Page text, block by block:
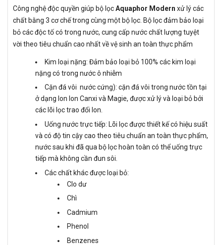
Công nghệ độc quyền giúp bộ lọcAquaphor Modern xử lý các
chất bằng 3 cơ chế trong cùng một bộ lọc. Bộ lọc đảm bảo loại
bỏ các độc tố có trong nước, cung cấp nước chất lượng tuyệt
vời theo tiêu chuẩn cao nhất về vệ sinh an toàn thực phẩm
Kim loại nặng: Đảm bảo loại bỏ 100% các kim loại
nặng có trong nước ô nhiễm
Cặn đá vôi nước cứng): cặn đá vôi trong nước tồn tại
ở dạng lon Ion Canxi và Magie, được xử lý và loại bỏ bởi
các lõi lọc trao đổi lon.
Uống nước trực tiếp: Lõi lọc được thiết kế có hiệu suất
và có độ tin cậy cao theo tiêu chuẩn an toàn thực phẩm,
nước sau khi đã qua bộ lọc hoàn toàn có thể uống trực
tiếp mà không cần đun sôi.
Các chất khác được loại bỏ:
Clo dư
Chì
Cadmium
Phenol
Benzenes